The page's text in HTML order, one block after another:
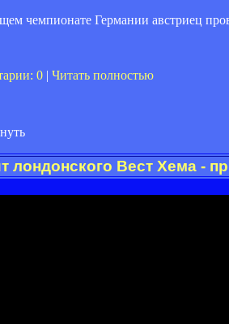
чемпионате Германии австриец
0 | Читать полностью
лондонского Вест Хема -